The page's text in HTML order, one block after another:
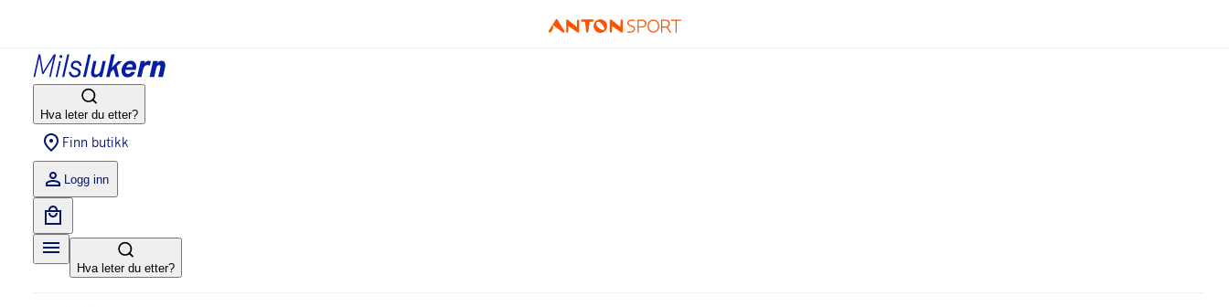
Hva leter du etter?
Finn butikk
Logg inn
Hva leter du etter?